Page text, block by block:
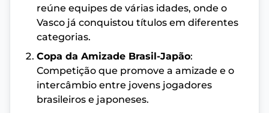
reúne equipes de várias idades, onde o
Vasco já conquistou títulos em diferentes
categorias.
Copa da Amizade Brasil-Japão:
Competição que promove a amizade e o
intercâmbio entre jovens jogadores
brasileiros e japoneses.